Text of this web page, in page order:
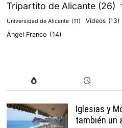
Tripartito de Alicante (26)
Universidad de Alicante (11) Vídeos (13)
Ángel Franco (14)
Iglesias y
también un